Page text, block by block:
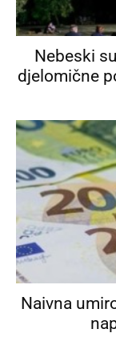
Nebeski
djelomične
Naivna